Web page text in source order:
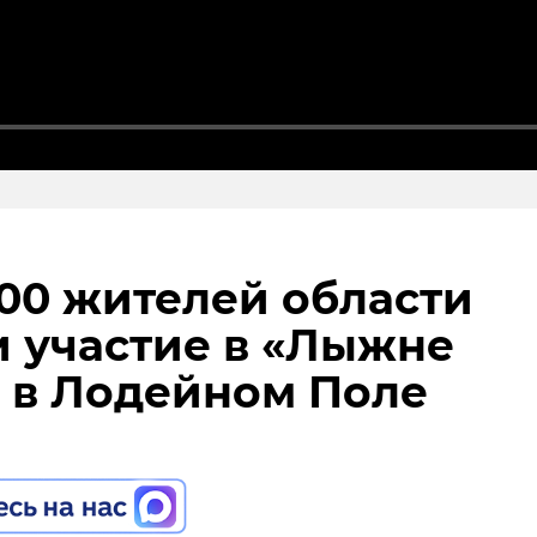
жителей области
участие в «Лыжне
в Лодейном Поле
районе
реставрируют
с привидениями”
разгадал тайну
старинном
и узнал много
города